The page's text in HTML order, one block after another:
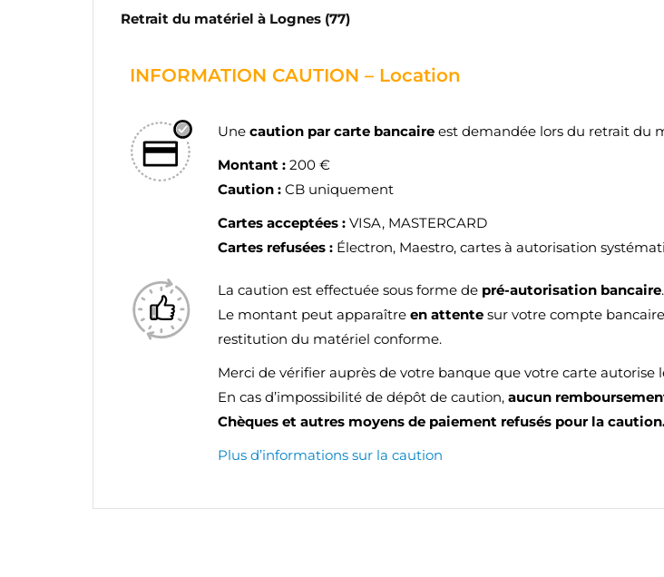
Retrait du matériel à Lognes (77)
INFORMATION CAUTION – Location
Unecaution par carte bancaire est demandée lors du retrait du
Montant : 200 €
Caution : CB uniquement
Cartes acceptées : VISA, MASTERCARD
Cartes refusées : Électron, Maestro, cartes à autorisation
La caution est effectuée sous forme de pré-autorisation bancaire.
Le montant peut apparaîtreen attente sur votre compte
restitution du matériel conforme.
Merci de vérifier auprès de votre banque que votre carte autorise
En cas d’impossibilité de dépôt de caution,aucun
Chèques et autres moyens de paiement refusés pour la
Plus d’informations sur la caution